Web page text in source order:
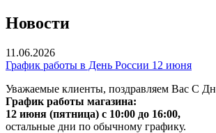
Новости
11.06.2026
График работы в День России 12 июня
Уважаемые клиенты, поздравляем Вас С
График работы магазина:
12 июня (пятница) с 10:00 до 16:00,
остальные дни по обычному графику.